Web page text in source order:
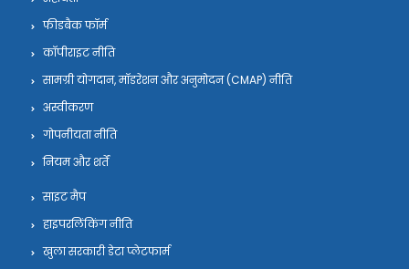
फीडबैक फॉर्म
कॉपीराइट नीति
सामग्री योगदान, मॉडरेशन और अनुमोदन (CMAP) नीति
अस्वीकरण
गोपनीयता नीति
नियम और शर्तें
साइट मैप
हाइपरलिंकिंग नीति
खुला सरकारी डेटा प्लेटफार्म